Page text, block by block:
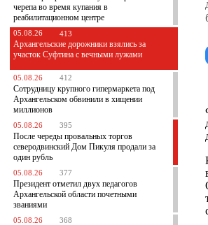
черепа во время купания в
реабилитационном центре
05.08.26 413
Архангельские дорожники взялись за
участок Суфтина с вечными лужами
05.08.26 412
Сотрудницу крупного гипермаркета под
Архангельском обвинили в хищении
миллионов
05.08.26 395
После череды провальных торгов
северодвинский Дом Пикуля продали за
один рубль
05.08.26 377
Президент отметил двух педагогов
Архангельской области почетными
званиями
05.08.26 368